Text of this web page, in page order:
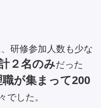
研修参加人数も少な
２名のみだった
が集まって200
でした。